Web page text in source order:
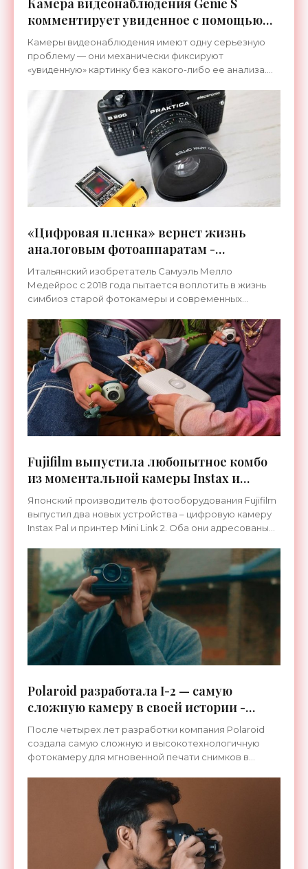
Камера видеонаблюдения Genie S
комментирует увиденное с помощью
GPT-модели - «Гаджеты»
Камеры видеонаблюдения имеют одну серьезную
проблему — они механически фиксируют
«увиденную» картинку без какого-либо ее анализа.
проблемы пришел
«Цифровая пленка» вернет жизнь
аналоговым фотоаппаратам -
«Гаджеты»
Итальянский изобретатель Самуэль Мелло
Медейрос с 2018 года пытается воплотить в жизнь
симбиоз старой фотокамеры и современных
которая получила название
Fujifilm выпустила любопытное комбо
из моментальной камеры Instax и
мини-принтера - «Гаджеты»
Японский производитель фотооборудования Fujifilm
выпустил два новых устройства – цифровую камеру
Instax Pal и принтер Mini Link 2. Оба они адресованы
Polaroid разработала I-2 — самую
сложную камеру в своей истории -
«Гаджеты»
После четырех лет разработки компания Polaroid
создала самую сложную и высокотехнологичную
фотокамеру для мгновенной печати снимков в